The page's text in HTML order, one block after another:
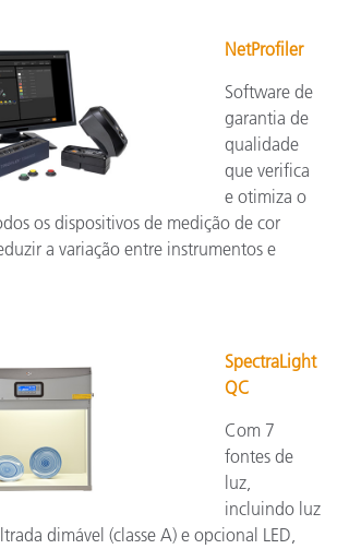
NetProfiler
Software de
garantia de
qualidade
que verifica
e otimiza o
os dispositivos de medição de cor
a variação entre instrumentos e
SpectraLight
QC
Com 7
fontes de
luz,
incluindo luz
dimável (classe A) e opcional LED,